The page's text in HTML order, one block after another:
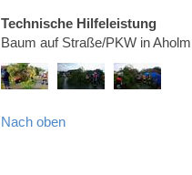
Technische Hilfeleistung
Baum auf Straße/PKW in
Nach oben